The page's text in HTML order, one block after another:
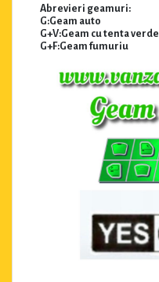
Abrevieri geamuri:
G:Geam auto
G+V:Geam cu tenta verde
G+F:Geam fumuriu